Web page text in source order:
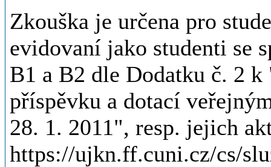
Zkouška je určena pro
evidovaní jako studenti se
B1 a B2 dle Dodatku č. 2
příspěvku a dotací
28. 1. 2011", resp. jejich
https://ujkn.ff.cuni.cz/cs/